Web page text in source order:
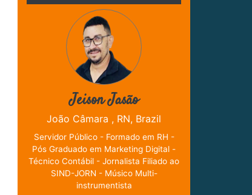
Jeison Jasão
João Câmara , RN, Brazil
Servidor Público - Formado em RH -
Pós Graduado em Marketing Digital -
Técnico Contábil - Jornalista Filiado ao
SIND-JORN - Músico Multi-
instrumentista